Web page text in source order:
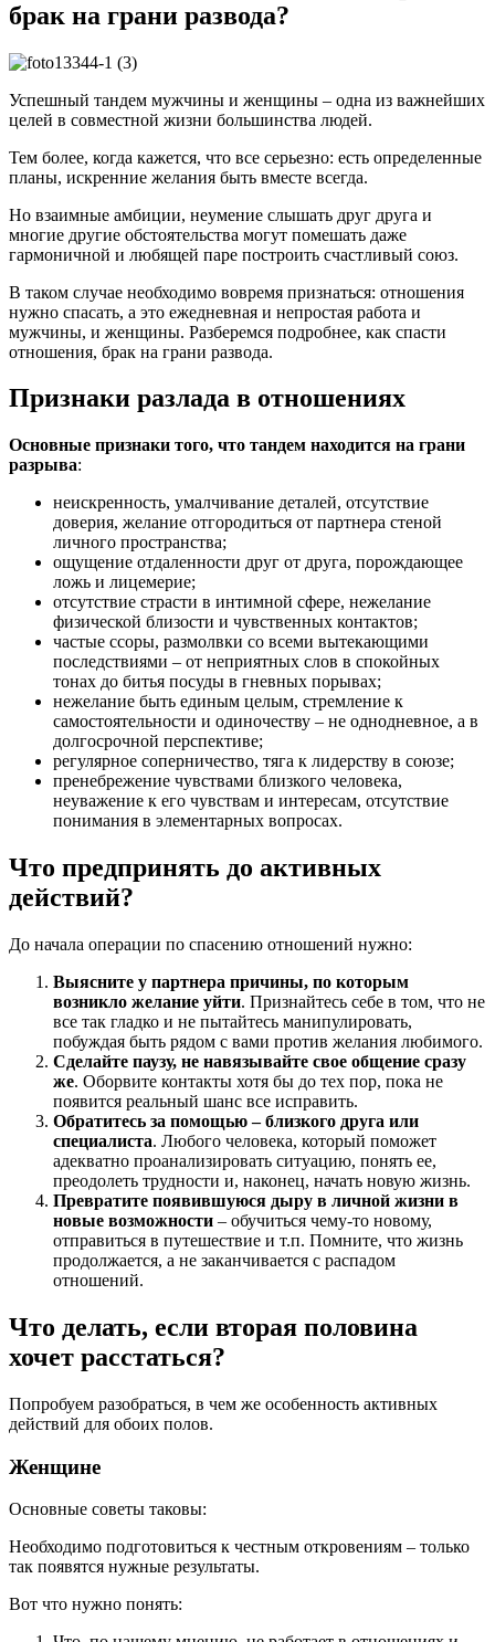
брак на грани развода?
Успешный тандем мужчины и женщины – одна из важнейших
целей в совместной жизни большинства людей.
Тем более, когда кажется, что все серьезно: есть определенные
планы, искренние желания быть вместе всегда.
Но взаимные амбиции, неумение слышать друг друга и
многие другие обстоятельства могут помешать даже
гармоничной и любящей паре построить счастливый союз.
В таком случае необходимо вовремя признаться: отношения
нужно спасать, а это ежедневная и непростая работа и
мужчины, и женщины. Разберемся подробнее, как спасти
отношения, брак на грани развода.
Признаки разлада в отношениях
Основные признаки того, что тандем находится на грани
разрыва:
неискренность, умалчивание деталей, отсутствие
доверия, желание отгородиться от партнера стеной
личного пространства;
ощущение отдаленности друг от друга, порождающее
ложь и лицемерие;
отсутствие страсти в интимной сфере, нежелание
физической близости и чувственных контактов;
частые ссоры, размолвки со всеми вытекающими
последствиями – от неприятных слов в спокойных
тонах до битья посуды в гневных порывах;
нежелание быть единым целым, стремление к
самостоятельности и одиночеству – не однодневное, а в
долгосрочной перспективе;
регулярное соперничество, тяга к лидерству в союзе;
пренебрежение чувствами близкого человека,
неуважение к его чувствам и интересам, отсутствие
понимания в элементарных вопросах.
Что предпринять до активных
действий?
До начала операции по спасению отношений нужно:
Выясните у партнера причины, по которым
возникло желание уйти. Признайтесь себе в том, что не
все так гладко и не пытайтесь манипулировать,
побуждая быть рядом с вами против желания любимого.
Сделайте паузу, не навязывайте свое общение сразу
же. Оборвите контакты хотя бы до тех пор, пока не
появится реальный шанс все исправить.
Обратитесь за помощью – близкого друга или
специалиста. Любого человека, который поможет
адекватно проанализировать ситуацию, понять ее,
преодолеть трудности и, наконец, начать новую жизнь.
Превратите появившуюся дыру в личной жизни в
новые возможности – обучиться чему-то новому,
отправиться в путешествие и т.п. Помните, что жизнь
продолжается, а не заканчивается с распадом
отношений.
Что делать, если вторая половина
хочет расстаться?
Попробуем разобраться, в чем же особенность активных
действий для обоих полов.
Женщине
Основные советы таковы:
Необходимо подготовиться к честным откровениям – только
так появятся нужные результаты.
Вот что нужно понять: